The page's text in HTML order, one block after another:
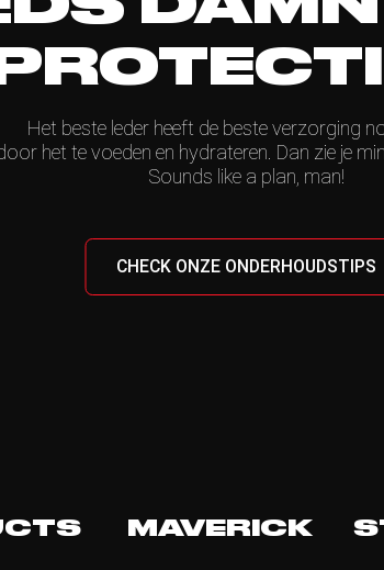
Het beste leder heeft de beste verzorging
het te voeden en hydrateren. Dan zie je
Sounds like a plan, man!
CHECK ONZE ONDERHOUDSTIPS
MAVERICK